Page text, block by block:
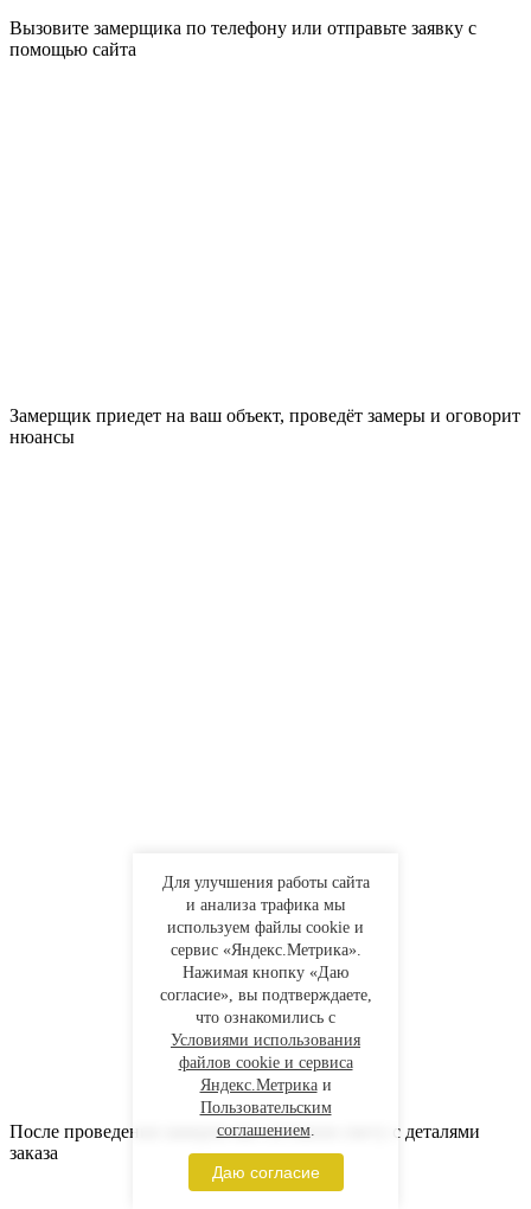
Вызовите замерщика по телефону или отправьте заявку с
помощью сайта
Замерщик приедет на ваш объект, проведёт замеры и оговорит
нюансы
После проведения замеров мы составим смету с деталями
заказа
Для улучшения работы сайта
и анализа трафика мы
используем файлы cookie и
сервис «Яндекс.Метрика».
Нажимая кнопку «Даю
согласие», вы подтверждаете,
что ознакомились с
Условиями использования
файлов cookie и сервиса
Яндекс.Метрикаи
Пользовательским
соглашением.
Даю согласие